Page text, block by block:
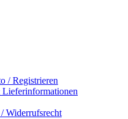
/ Registrieren
Lieferinformationen
Widerrufsrecht